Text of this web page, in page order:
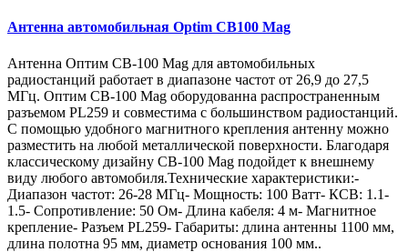
Антенна автомобильная Optim CB100 Mag
Антенна Оптим CB-100 Mag для автомобильных
радиостанций работает в диапазоне частот от 26,9 до 27,5
МГц. Оптим CB-100 Mag оборудованна распространенным
разъемом PL259 и совместима с большинством радиостанций.
С помощью удобного магнитного крепления антенну можно
разместить на любой металлической поверхности. Благодаря
классическому дизайну CB-100 Mag подойдет к внешнему
виду любого автомобиля.Технические характеристики:-
Диапазон частот: 26-28 МГц- Мощность: 100 Ватт- КСВ: 1.1-
1.5- Сопротивление: 50 Ом- Длина кабеля: 4 м- Магнитное
крепление- Разъем PL259- Габариты: длина антенны 1100 мм,
длина полотна 95 мм, диаметр основания 100 мм..